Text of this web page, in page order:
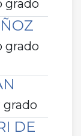
grado
grado
DE